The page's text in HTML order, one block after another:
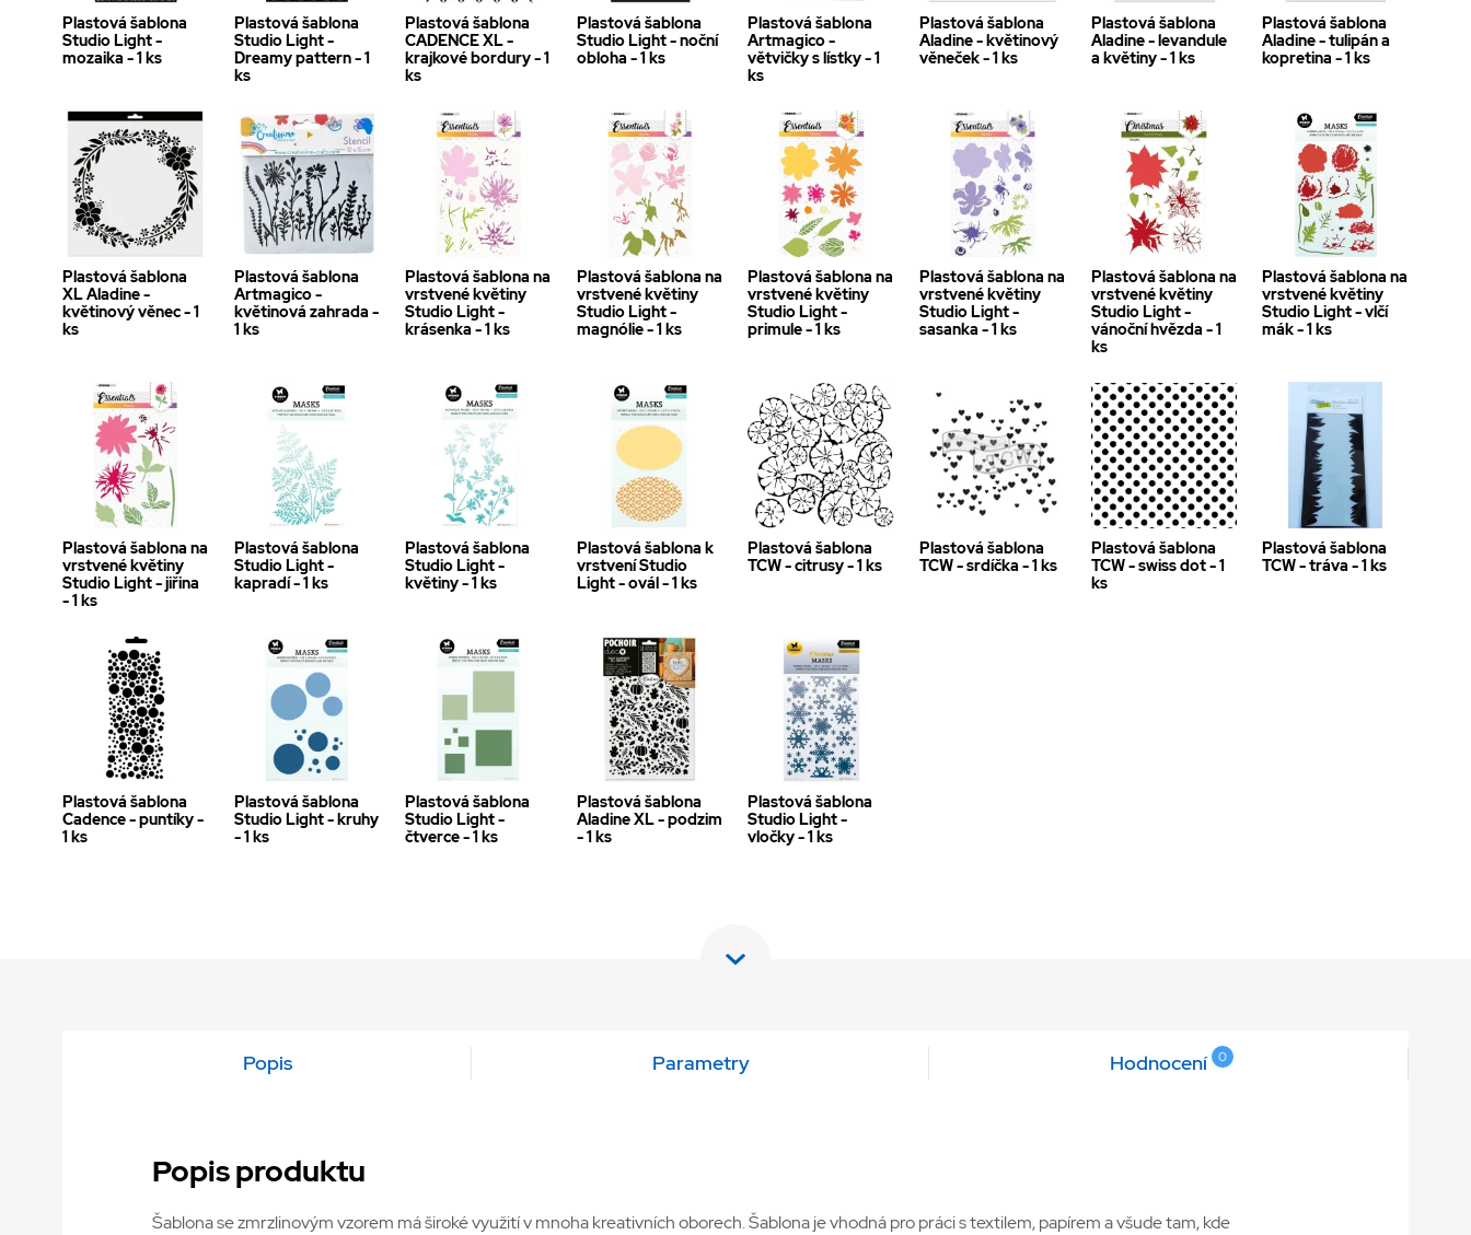
Plastová šablona
Studio Light -
mozaika - 1 ks
Plastová šablona
Studio Light -
Dreamy pattern - 1
ks
Plastová šablona
CADENCE XL -
krajkové bordury - 1
ks
Plastová šablona
Studio Light - noční
obloha - 1 ks
Plastová šablona
Artmagico -
větvičky s lístky - 1
ks
Plastová šablona
Aladine - květinový
věneček - 1 ks
Plastová šablona
Aladine - levandule
a květiny - 1 ks
Plastová šablona
Aladine - tulipán a
kopretina - 1 ks
Plastová šablona
XL Aladine -
květinový věnec - 1
ks
Plastová šablona
Artmagico -
květinová zahrada -
1 ks
Plastová šablona na
vrstvené květiny
Studio Light -
krásenka - 1 ks
Plastová šablona na
vrstvené květiny
Studio Light -
magnólie - 1 ks
Plastová šablona na
vrstvené květiny
Studio Light -
primule - 1 ks
Plastová šablona na
vrstvené květiny
Studio Light -
sasanka - 1 ks
Plastová šablona na
vrstvené květiny
Studio Light -
vánoční hvězda - 1
ks
Plastová šablona na
vrstvené květiny
Studio Light - vlčí
mák - 1 ks
Plastová šablona na
vrstvené květiny
Studio Light - jiřina
- 1 ks
Plastová šablona
Studio Light -
kapradí - 1 ks
Plastová šablona
Studio Light -
květiny - 1 ks
Plastová šablona k
vrstvení Studio
Light - ovál - 1 ks
Plastová šablona
TCW - citrusy - 1 ks
Plastová šablona
TCW - srdíčka - 1 ks
Plastová šablona
TCW - swiss dot - 1
ks
Plastová šablona
TCW - tráva - 1 ks
Plastová šablona
Cadence - puntíky -
1 ks
Plastová šablona
Studio Light - kruhy
- 1 ks
Plastová šablona
Studio Light -
čtverce - 1 ks
Plastová šablona
Aladine XL - podzim
- 1 ks
Plastová šablona
Studio Light -
vločky - 1 ks
Popis Parametry Hodnocení 0
Popis produktu
Šablona se zmrzlinovým vzorem má široké využití v mnoha kreativních oborech. Šablona je vhodná pro práci s textilem, papírem a všude tam, kde